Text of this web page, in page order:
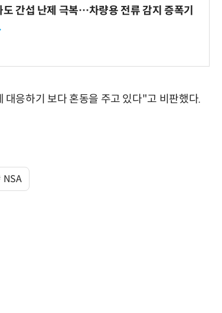
간섭 난제 극복…차량용 전류 감지 증폭기
대응하기 보다 혼동을 주고 있다"고 비판했다.
NSA